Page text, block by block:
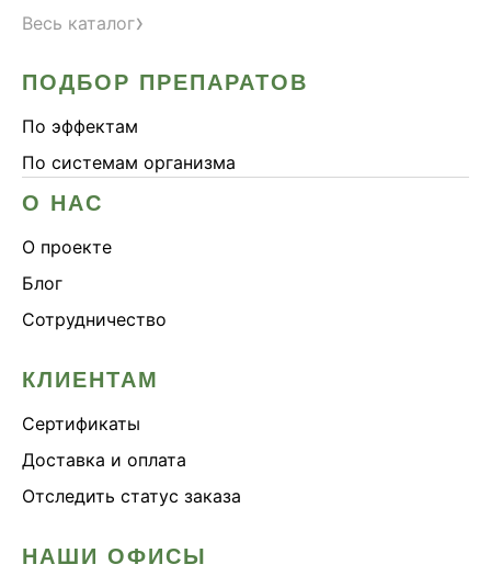
Весь каталог›
ПОДБОР ПРЕПАРАТОВ
По эффектам
По системам организма
О НАС
О проекте
Блог
Сотрудничество
КЛИЕНТАМ
Сертификаты
Доставка и оплата
Отследить статус заказа
НАШИ ОФИСЫ